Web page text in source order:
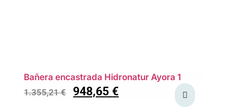
Bañera encastrada Hidronatur Ayora 1
1.355,21€ 948,65 €